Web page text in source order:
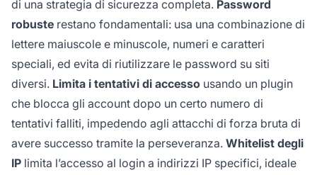
di una strategia di sicurezza completa. Password
robuste restano fondamentali: usa una combinazione di
lettere maiuscole e minuscole, numeri e caratteri
speciali, ed evita di riutilizzare le password su siti
diversi. Limita i tentativi di accesso usando un plugin
che blocca gli account dopo un certo numero di
tentativi falliti, impedendo agli attacchi di forza bruta di
avere successo tramite la perseveranza. Whitelist degli
IP limita l’accesso al login a indirizzi IP specifici, ideale